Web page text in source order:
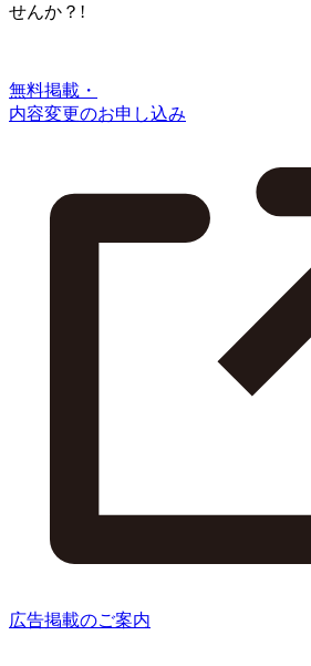
せんか？!
無料掲載・
内容変更のお申し込み
広告掲載のご案内